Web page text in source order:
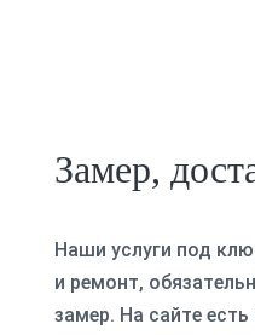
Замер,
Наши услуги под
и ремонт,
замер. На сайте есть